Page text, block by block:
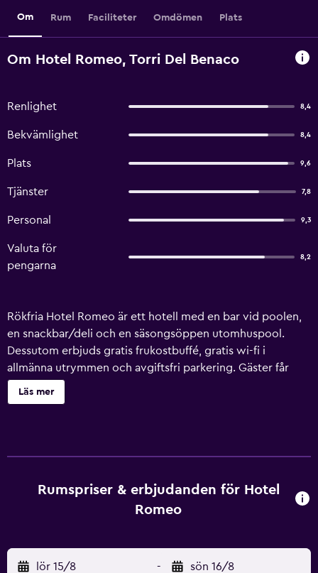
Om Rum Faciliteter Omdömen Plats
Om Hotel Romeo, Torri Del Benaco
Renlighet 8,4
Bekvämlighet 8,4
Plats 9,6
Tjänster 7,8
Personal 9,3
Valuta för
pengarna
8,2
Rökfria Hotel Romeo är ett hotell med en bar vid poolen,
en snackbar/deli och en säsongsöppen utomhuspool.
Dessutom erbjuds gratis frukostbuffé, gratis wi-fi i
allmänna utrymmen och avgiftsfri parkering. Gäster får
även tillgång till bekvämligheter som conciergetjänster,
dygnet runt-öppen reception och en trädgård. Hotel
Läs mer
Rumspriser & erbjudanden för Hotel
Romeo
lör 15/8 - sön 16/8